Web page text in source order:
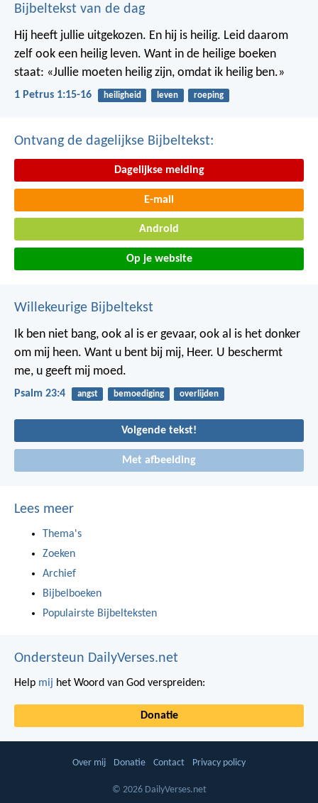
Bijbeltekst van de dag
Hij heeft jullie uitgekozen. En hij is heilig. Leid daarom
zelf ook een heilig leven. Want in de heilige boeken
staat: «Jullie moeten heilig zijn, omdat ik heilig ben.»
1 Petrus 1:15-16 heiligheid leven roeping
Ontvang de dagelijkse Bijbeltekst:
Dagelijkse melding
E-mail
Android
Op je website
Willekeurige Bijbeltekst
Ik ben niet bang, ook al is er gevaar, ook al is het donker
om mij heen. Want u bent bij mij, Heer. U beschermt
me, u geeft mij moed.
Psalm 23:4 angst bemoediging overlijden
Volgende tekst!
Met afbeelding
Lees meer
Thema's
Zoeken
Archief
Bijbelboeken
Populairste Bijbelteksten
Ondersteun DailyVerses.net
Help mij het Woord van God verspreiden:
Donatie
Over mij Donatie Contact Privacy policy
© 2026 DailyVerses.net